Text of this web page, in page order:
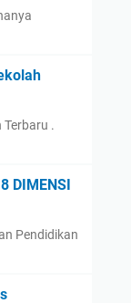
Terbaru .
DIMENSI
Pendidikan